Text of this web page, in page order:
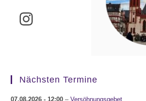
Instagram
Nächsten Termine
07.08.2026 - 12:00 –Versöhnungsgebet